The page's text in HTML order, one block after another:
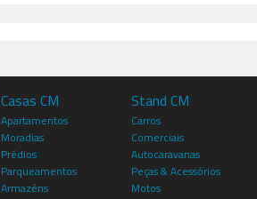
Casas CM
Apartamentos
Moradias
Prédios
Parqueamentos
Armazéns
Stand CM
Carros
Comerciais
Autocaravanas
Peças & Acessórios
Motos